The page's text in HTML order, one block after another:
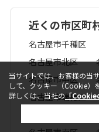
近くの市区町
名古屋市千種区
名古屋市北区
名古屋市中区
名古屋市瑞穂区
当サイトでは、お客様の当
して、クッキー（Cookie）
詳しくは、当社の「Cookie